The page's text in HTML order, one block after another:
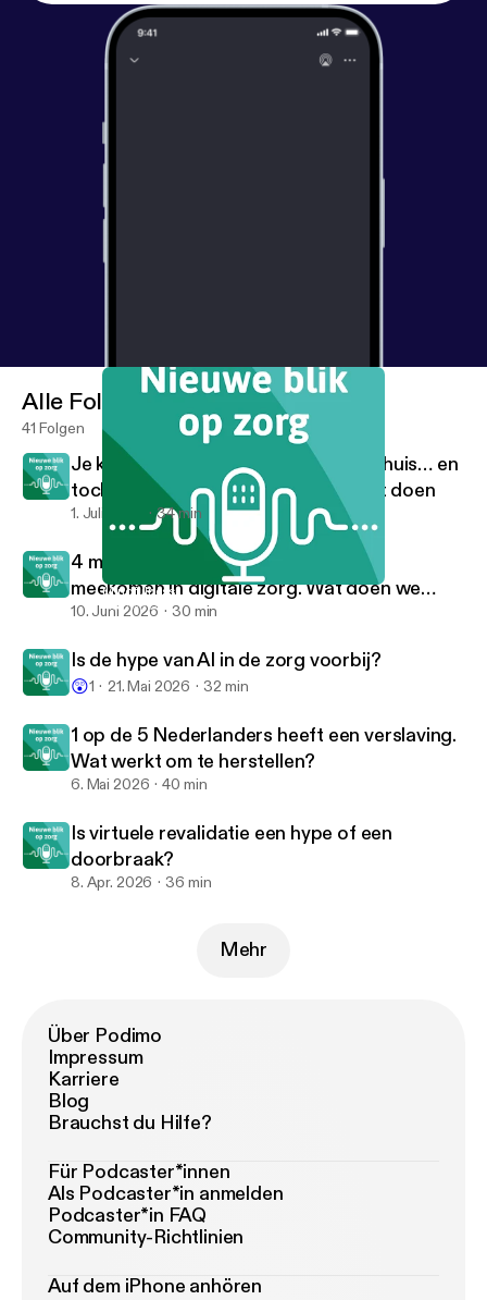
Mindfulness
Nieuwe blik op zorg
Alle Folgen
41 Folgen
Je krijgt alles uitgelegd in het ziekenhuis… en
toch weet je daarna niet wat je moet doen
1. Juli 2026 34 min
4 miljoen Nederlanders kunnen niet
meekomen in digitale zorg. Wat doen we
daaraan?
10. Juni 2026 30 min
Is de hype van AI in de zorg voorbij?
😲1 21. Mai 2026 32 min
1 op de 5 Nederlanders heeft een verslaving.
Wat werkt om te herstellen?
6. Mai 2026 40 min
Is virtuele revalidatie een hype of een
doorbraak?
8. Apr. 2026 36 min
Mehr
Über Podimo
Impressum
Karriere
Blog
Brauchst du Hilfe?
Für Podcaster*innen
Als Podcaster*in anmelden
Podcaster*in FAQ
Community-Richtlinien
Auf dem iPhone anhören